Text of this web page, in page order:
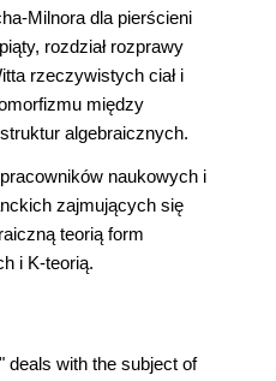
Milnora dla pierścieni
rozdział rozprawy
rzeczywistych ciał i
między
algebraicznych.
naukowych i
zajmujących się
teorią form
i K-teorią.
deals with the subject of